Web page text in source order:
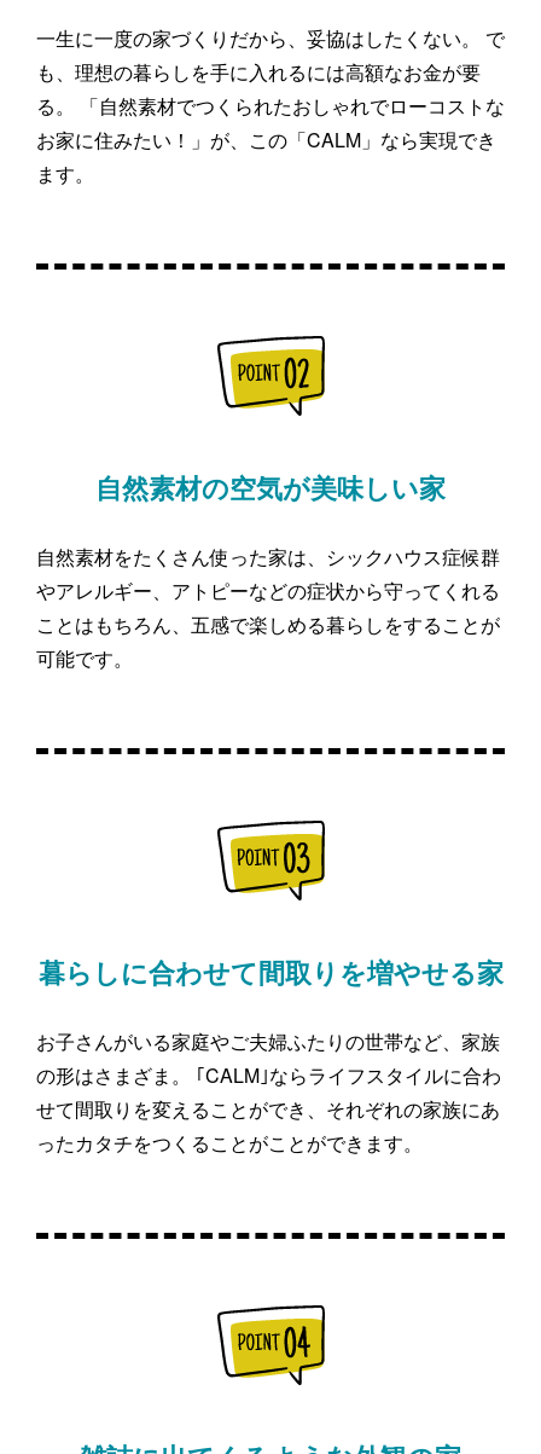
一生に一度の家づくりだから、妥協はしたくない。 で
も、理想の暮らしを手に入れるには高額なお金が要
る。 「自然素材でつくられたおしゃれでローコストな
お家に住みたい！」が、この「CALM」なら実現でき
ます。
自然素材の空気が美味しい家
自然素材をたくさん使った家は、シックハウス症候群
やアレルギー、アトピーなどの症状から守ってくれる
ことはもちろん、五感で楽しめる暮らしをすることが
可能です。
暮らしに合わせて間取りを増やせる家
お子さんがいる家庭やご夫婦ふたりの世帯など、家族
の形はさまざま。 ｢CALM｣ならライフスタイルに合わ
せて間取りを変えることができ、それぞれの家族にあ
ったカタチをつくることがことができます。